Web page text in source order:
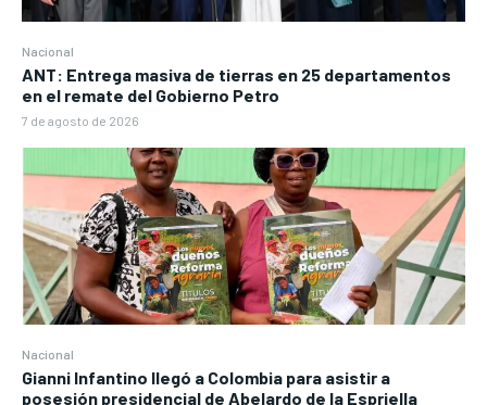
Nacional
ANT: Entrega masiva de tierras en 25 departamentos
en el remate del Gobierno Petro
7 de agosto de 2026
Nacional
Gianni Infantino llegó a Colombia para asistir a
posesión presidencial de Abelardo de la Espriella